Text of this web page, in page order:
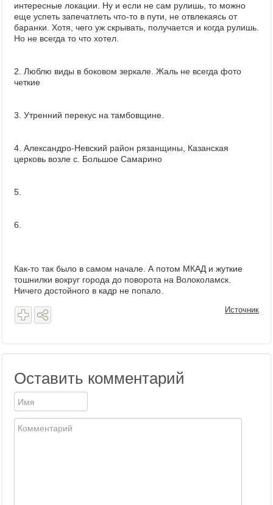
интересные локации. Ну и если не сам рулишь, то можно
еще успеть запечатлеть что-то в пути, не отвлекаясь от
баранки. Хотя, чего уж скрывать, получается и когда рулишь.
Но не всегда то что хотел.
2. Люблю виды в боковом зеркале. Жаль не всегда фото
четкие
3. Утренний перекус на тамбовщине.
4. Александро-Невский район рязанщины, Казанская
церковь возле с. Большое Самарино
5.
6.
Как-то так было в самом начале. А потом МКАД и жуткие
тошнилки вокруг города до поворота на Волоколамск.
Ничего достойного в кадр не попало.
Источник
Оставить комментарий